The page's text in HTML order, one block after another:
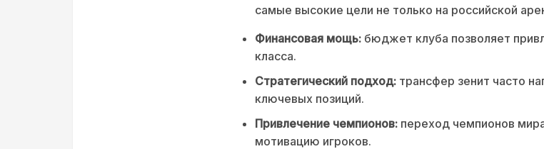
самые высокие цели не только на российской
Финансовая мощь: бюджет клуба позволяет
класса.
Стратегический подход: трансфер зенит часто
ключевых позиций.
Привлечение чемпионов: переход чемпионов
мотивацию игроков.